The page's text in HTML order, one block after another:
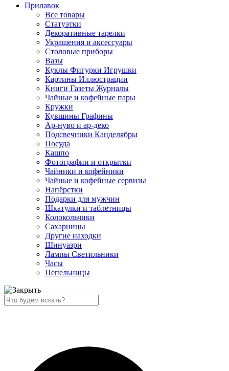
Прилавок
Все товары
Статуэтки
Декоративные тарелки
Украшения и аксессуары
Столовые приборы
Вазы
Куклы Фигурки Игрушки
Картины Иллюстрации
Книги Газеты Журналы
Чайные и кофейные пары
Кружки
Кувшины Графины
Ар-нуво и ар-деко
Подсвечники Канделябры
Посуда
Кашпо
Фотографии и открытки
Чайники и кофейники
Чайные и кофейные сервизы
Напёрстки
Подарки для мужчин
Шкатулки и таблетницы
Колокольчики
Сахарницы
Другие находки
Шинуазри
Лампы Светильники
Часы
Пепельницы